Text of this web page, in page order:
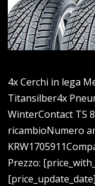
4x Cerchi in lega
Titansilber4x
WinterContact TS
ricambioNumero
Prezzo: